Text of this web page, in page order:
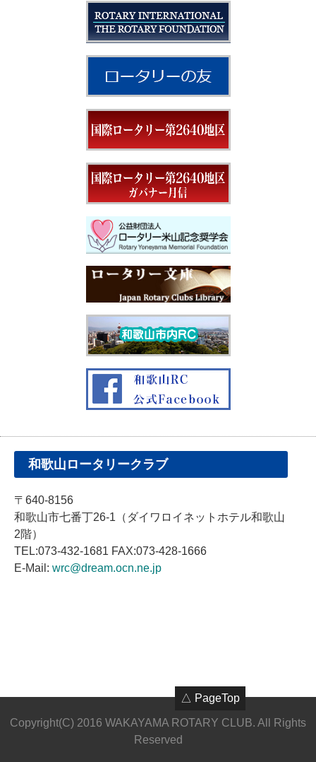
和歌山ロータリークラブ
〒640-8156
和歌山市七番丁26-1（ダイワロイネットホテル和歌山
2階）
TEL:073-432-1681 FAX:073-428-1666
E-Mail: wrc@dream.ocn.ne.jp
△ PageTop
Copyright(C) 2016 WAKAYAMA ROTARY CLUB. All Rights
Reserved